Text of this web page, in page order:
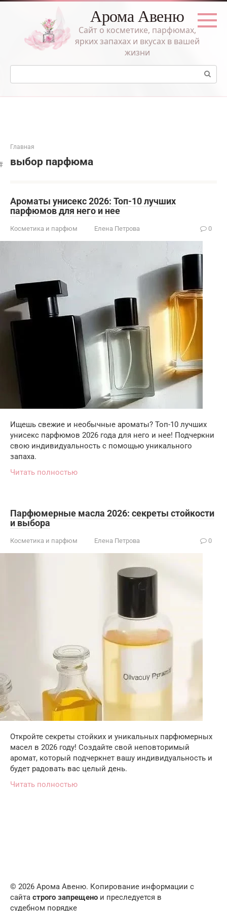
Перейти
Арома Авеню
Сайт о косметике, парфюмах,
ярких запахах и вкусах в вашей
жизни
Поиск:
Главная
выбор парфюма
Ароматы унисекс 2026: Топ-10 лучших
парфюмов для него и нее
Косметика и парфюм Елена Петрова 0
Ищешь свежие и необычные ароматы? Топ-10 лучших
унисекс парфюмов 2026 года для него и нее! Подчеркни
свою индивидуальность с помощью уникального
запаха.
Читать полностью
Парфюмерные масла 2026: секреты стойкости
и выбора
Косметика и парфюм Елена Петрова 0
Откройте секреты стойких и уникальных парфюмерных
масел в 2026 году! Создайте свой неповторимый
аромат, который подчеркнет вашу индивидуальность и
будет радовать вас целый день.
Читать полностью
© 2026 Арома Авеню. Копирование информации с
сайта строго запрещено и преследуется в
судебном порядке